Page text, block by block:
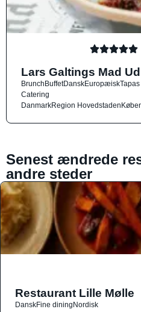
Lars Galtings Mad
BrunchBuffetDanskEuropæiskTapas
Catering
DanmarkRegion Hovedstaden
Senest ændrede
andre steder
Restaurant Lille Mølle
DanskFine diningNordisk